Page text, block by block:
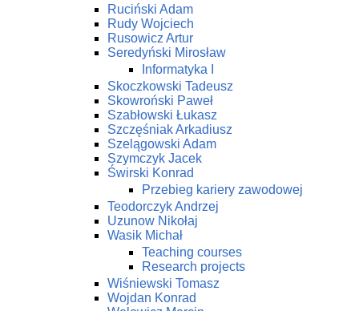
Ruciński Adam
Rudy Wojciech
Rusowicz Artur
Seredyński Mirosław
Informatyka I
Skoczkowski Tadeusz
Skowroński Paweł
Szabłowski Łukasz
Szczęśniak Arkadiusz
Szelągowski Adam
Szymczyk Jacek
Świrski Konrad
Przebieg kariery zawodowej
Teodorczyk Andrzej
Uzunow Nikołaj
Wasik Michał
Teaching courses
Research projects
Wiśniewski Tomasz
Wojdan Konrad